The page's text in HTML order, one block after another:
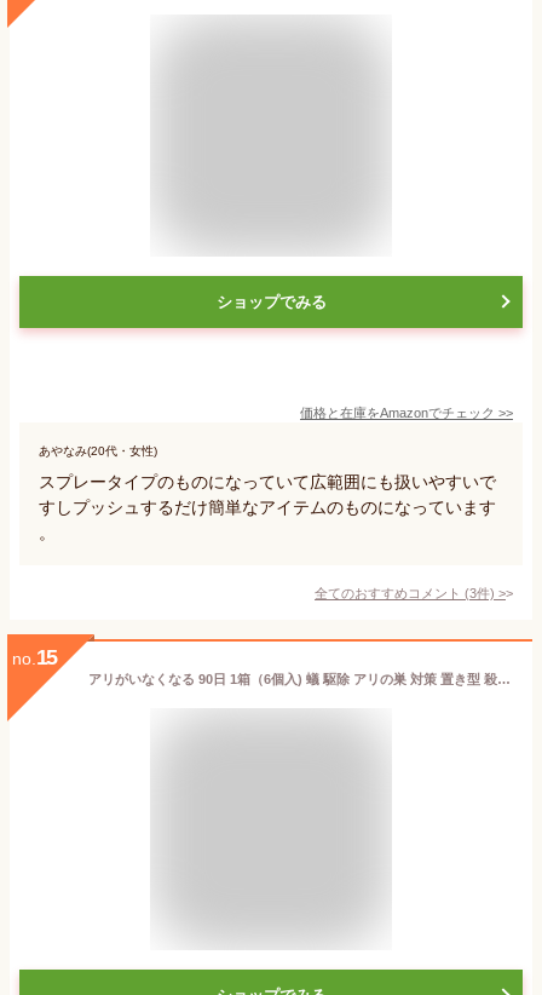
ショップでみる
価格と在庫をAmazonでチェック >>
あやなみ(20代・女性)
スプレータイプのものになっていて広範囲にも扱いやすいで
すしプッシュするだけ簡単なアイテムのものになっています
。
全てのおすすめコメント (3件) >
no. 15
アリがいなくなる 90日 1箱（6個入) 蟻 駆除 アリの巣 対策 置き型 殺虫剤 室内 退治